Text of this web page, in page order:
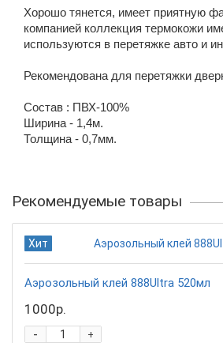
Хорошо тянется, имеет приятную
компанией коллекция термокожи
используются в перетяжке авто и
Рекомендована для перетяжки
Состав : ПВХ-100%
Ширина - 1,4м.
Толщина - 0,7мм.
Рекомендуемые товары
Хит
Аэрозольный клей 888Ultra 520мл
1000р.
+
-